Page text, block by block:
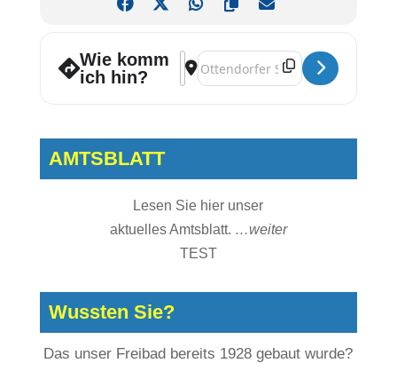
Wie komm
ich hin?
Address - Offener Kindertreff
Destination Address - Offener
AMTSBLATT
Lesen Sie hier unser
aktuelles Amtsblatt. …weiter
TEST
Wussten Sie?
Das unser Freibad bereits 1928 gebaut wurde?